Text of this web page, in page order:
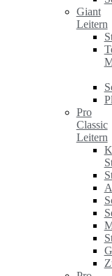
Giant
Leitern
Pro
Classic
Leitern